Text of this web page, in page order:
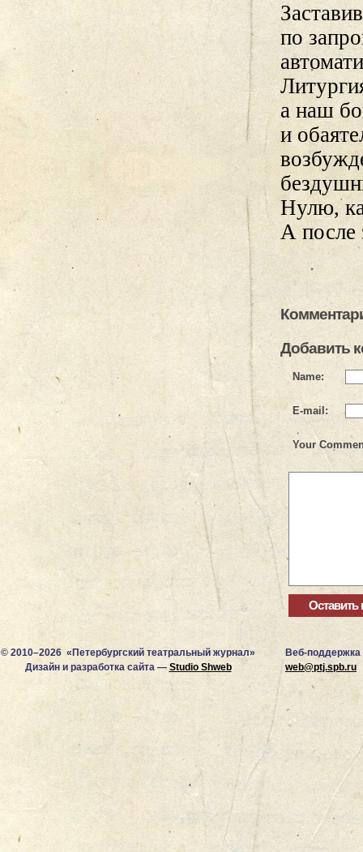
по
а наш
и
Нулю,
А после
Добавить
Name:
E-mail:
Your
© 2010–2026 «Петербургский театральный журнал»
Дизайн и разработка сайта —Studio Shweb
Веб-поддержка
web@ptj.spb.ru